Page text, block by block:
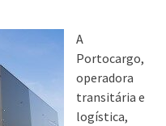
A
Portocargo,
operadora
transitária e
logística,